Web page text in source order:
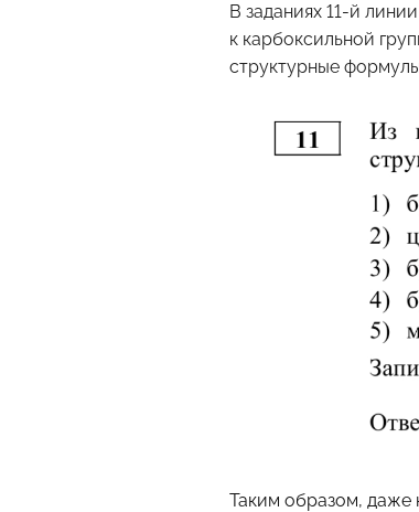
В заданиях 11-й
к карбоксильной
структурные
Таким образом, даже